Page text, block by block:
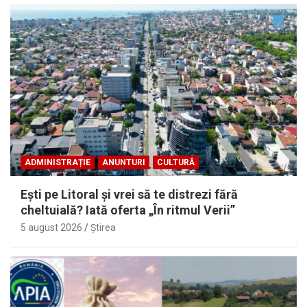
ADMINISTRAȚIE ANUNTURI CULTURĂ
Eşti pe Litoral şi vrei să te distrezi fără
cheltuială? Iată oferta „În ritmul Verii”
5 august 2026 Ştirea